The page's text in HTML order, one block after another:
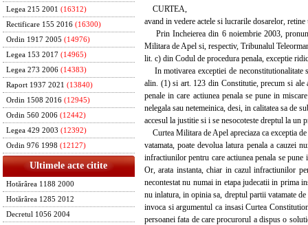
Legea 215 2001 (16312)
Rectificare 155 2016 (16300)
Ordin 1917 2005 (14976)
Legea 153 2017 (14965)
Legea 273 2006 (14383)
Raport 1937 2021 (13840)
Ordin 1508 2016 (12945)
Ordin 560 2006 (12442)
Legea 429 2003 (12392)
Ordin 976 1998 (12127)
Ultimele acte citite
Hotărârea 1188 2000
Hotărârea 1285 2012
Decretul 1056 2004
CURTEA,
avand in vedere actele si lucrarile dosarelor, retine
Prin Incheierea din 6 noiembrie 2003,
Militara de Apel si, respectiv, Tribunalul
lit. c) din Codul de procedura penala, exceptie
In motivarea exceptiei de neconstitutionalitate
alin. (1) si art. 123 din Constitutie, precum si ale
penale in care actiunea penala se pune in
nelegala sau netemeinica, desi, in calitatea sa de
accesul la justitie si i se nesocoteste dreptul la un
Curtea Militara de Apel apreciaza ca exceptia
vatamata, poate devolua latura penala a cauzei
infractiunilor pentru care actiunea penala se
Or, arata instanta, chiar in cazul infractiunilor
necontestat nu numai in etapa judecatii in prima
nu inlatura, in opinia sa, dreptul partii vatamate
invoca si argumentul ca insasi Curtea
persoanei fata de care procurorul a dispus o